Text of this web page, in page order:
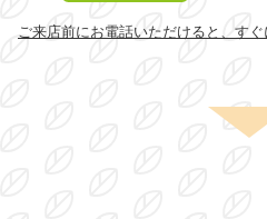
ご来店前にお電話いただけると、す